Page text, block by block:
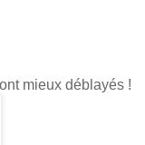
mieux déblayés !